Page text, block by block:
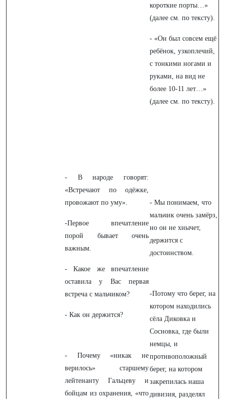
- В народе говорят:
«Встречают по одёжке,
провожают по уму».
-Первое впечатление
порой бывает очень
важным.
- Какое же впечатление
оставила у Вас первая
встреча с мальчиком?
- Как он держится?
- Почему «никак не
верилось» старшему
лейтенанту Гальцеву и
бойцам из охранения, «что
короткие порты…»
(далее см. по тексту).
- «Он был совсем ещё
ребёнок, узкоплечий,
с тонкими ногами и
руками, на вид не
более 10-11 лет…»
(далее см. по тексту).
- Мы понимаем, что
мальчик очень замёрз,
но он не хнычет,
держится с
достоинством.
-Потому что берег, на
котором находились
сёла Диковка и
Сосновка, где были
немцы, и
противоположный
берег, на котором
закрепилась наша
дивизия, разделял